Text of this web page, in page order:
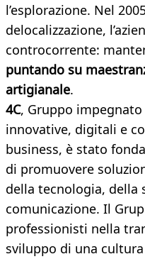
l’esplorazione. Nel
delocalizzazione,
controcorrente:
puntando su
artigianale.
4C, Gruppo
innovative, digitali e
business, è stato
di promuovere
della tecnologia, della
comunicazione. Il
professionisti nella
sviluppo di una